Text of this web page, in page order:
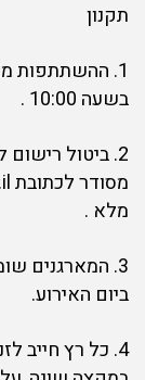
תקנון
בשעה 10:00 .
2. ביטול
מלא .
3. המארגנים
ביום האירוע.
4. כל רץ חייב